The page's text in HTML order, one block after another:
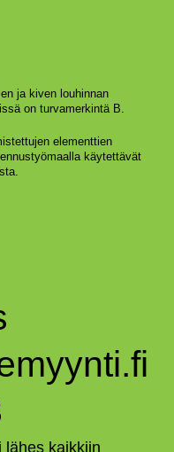
ja kiven louhinnan
on turvamerkintä B.
elementtien
käytettävät
lähes kaikkiin